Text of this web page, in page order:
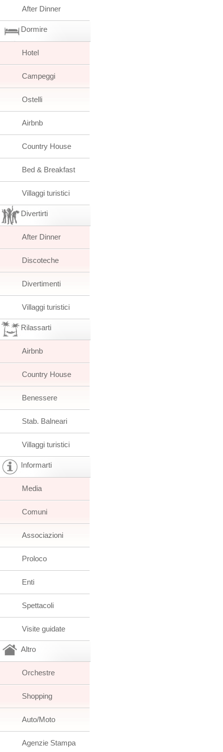
After Dinner
Dormire
Hotel
Campeggi
Ostelli
Airbnb
Country House
Bed & Breakfast
Villaggi turistici
Divertirti
After Dinner
Discoteche
Divertimenti
Villaggi turistici
Rilassarti
Airbnb
Country House
Benessere
Stab. Balneari
Villaggi turistici
Informarti
Media
Comuni
Associazioni
Proloco
Enti
Spettacoli
Visite guidate
Altro
Orchestre
Shopping
Auto/Moto
Agenzie Stampa